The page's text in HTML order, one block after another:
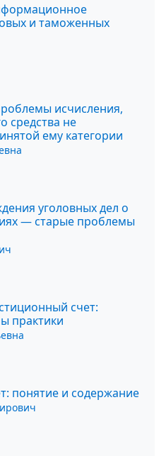
и таможенных
исчисления,
средства не
ему категории
уголовных дел о
— старые проблемы
счет:
практики
понятие и содержание